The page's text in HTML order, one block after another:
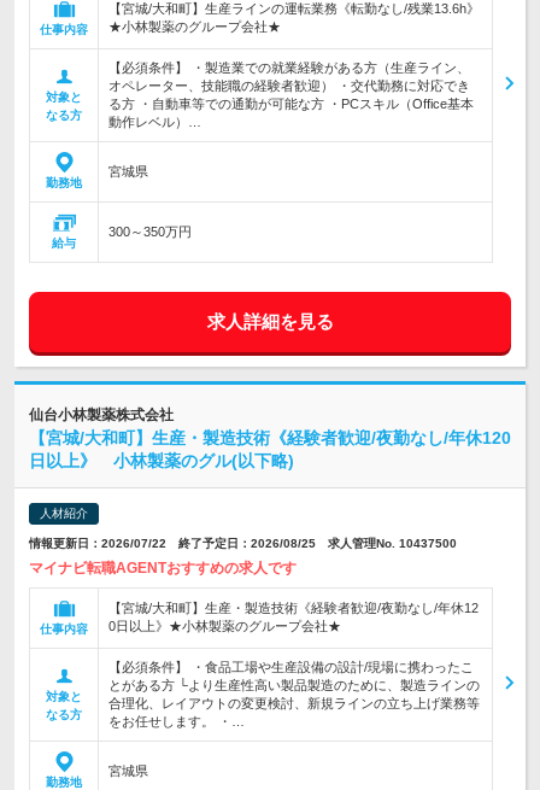
仕事内容
【宮城/大和町】生産ラインの運転業務《転勤なし/残業13.6h》
★小林製薬のグループ会社★
対象と
なる方
【必須条件】 ・製造業での就業経験がある方（生産ライン、
オペレーター、技能職の経験者歓迎） ・交代勤務に対応でき
る方 ・自動車等での通勤が可能な方 ・PCスキル（Office基本
動作レベル）…
勤務地
宮城県
給与
300～350万円
求人詳細を見る
仙台小林製薬株式会社
【宮城/大和町】生産・製造技術《経験者歓迎/夜勤なし/年休120
日以上》 小林製薬のグル(以下略)
人材紹介
情報更新日：2026/07/22 終了予定日：2026/08/25 求人管理No. 10437500
マイナビ転職AGENTおすすめの求人です
仕事内容
【宮城/大和町】生産・製造技術《経験者歓迎/夜勤なし/年休12
0日以上》★小林製薬のグループ会社★
対象と
なる方
【必須条件】 ・食品工場や生産設備の設計/現場に携わったこ
とがある方 └より生産性高い製品製造のために、製造ラインの
合理化、レイアウトの変更検討、新規ラインの立ち上げ業務等
をお任せします。 ・…
勤務地
宮城県